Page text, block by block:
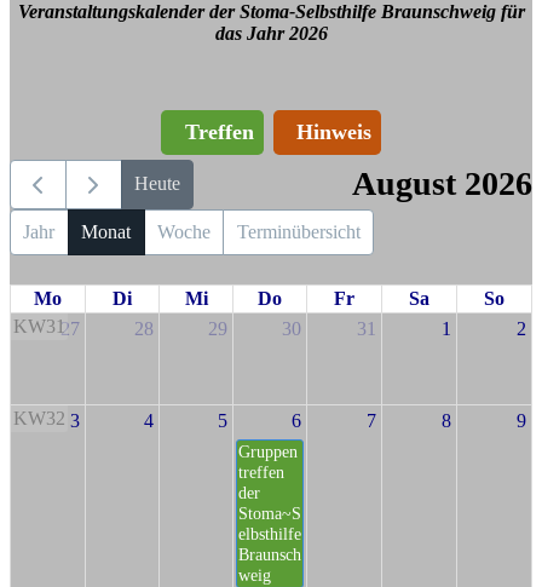
Veranstaltungskalender der Stoma-Selbsthilfe Braunschweig für
das Jahr 2026
Treffen Hinweis
Heute August 2026
Jahr Monat Woche Terminübersicht
Mo Di Mi Do Fr Sa
So
KW3127 28 29 30 31 1 2
KW32 3 4 5 6
Gruppen
treffen
der
Stoma~S
elbsthilfe
Braunsch
weig
7 8 9